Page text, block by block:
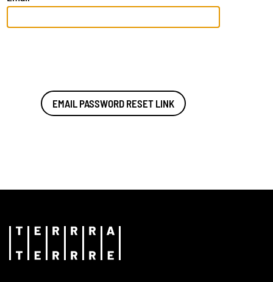
EMAIL PASSWORD RESET LINK